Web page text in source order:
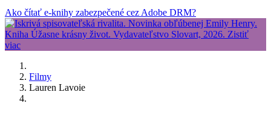
Ako čítať e-knihy zabezpečené cez Adobe DRM?
Filmy
Lauren Lavoie